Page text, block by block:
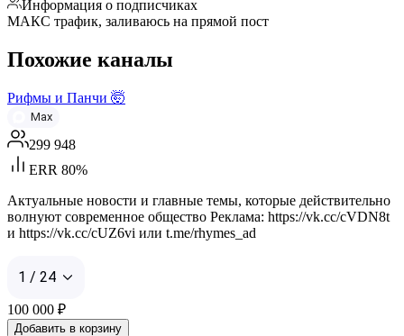
Информация о подписчиках
МАКС трафик, заливаюсь на прямой пост
Похожие каналы
Рифмы и Панчи 🤯
Max
299 948
ERR 80%
Актуальные новости и главные темы, которые действительно
волнуют современное общество Реклама: https://vk.cc/cVDN8t
и https://vk.cc/cUZ6vi или t.me/rhymes_ad
1 / 24
100 000 ₽
Добавить в корзину